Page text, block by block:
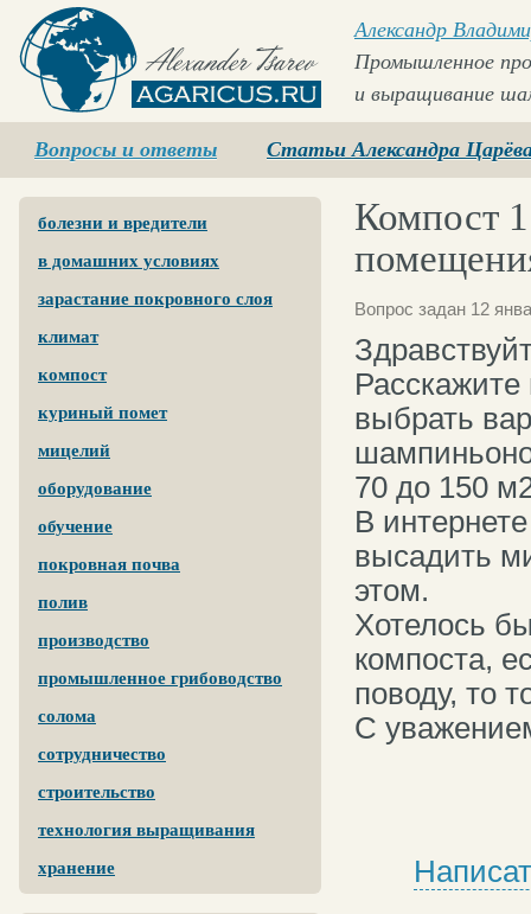
Agaricus.ru
Александр
Промышленное
и выращивание
Вопросы и ответы Статьи Александра
болезни и вредители
в домашних условиях
зарастание покровного слоя
климат
компост
куриный помет
мицелий
оборудование
обучение
покровная почва
полив
производство
промышленное грибоводство
солома
сотрудничество
строительство
технология выращивания
хранение
Компост
Вопрос задан 12
выбрать
70 до 150
В
высадить
этом.
Хотелось
компоста,
поводу, то
С